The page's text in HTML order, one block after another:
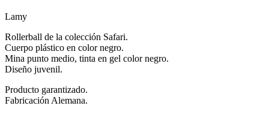
Lamy
Rollerball de la colección Safari.
Cuerpo plástico en color negro.
Mina punto medio, tinta en gel color negro.
Diseño juvenil.
Producto garantizado.
Fabricación Alemana.